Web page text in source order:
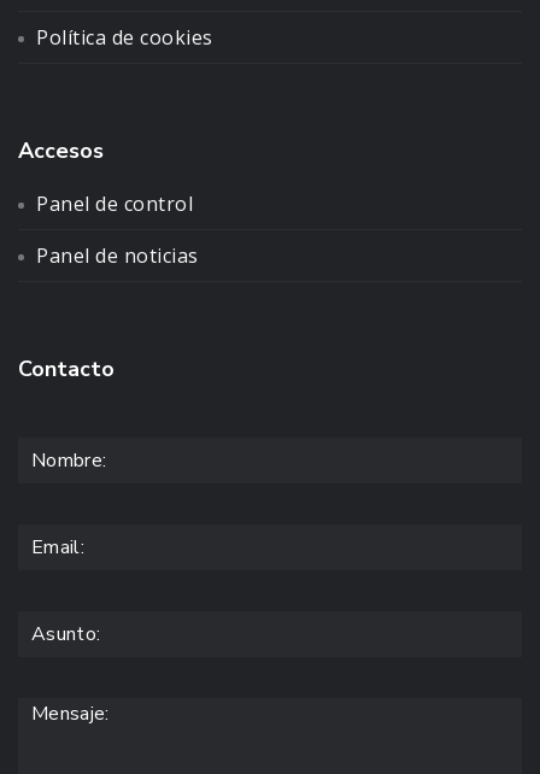
Política de cookies
Accesos
Panel de control
Panel de noticias
Contacto